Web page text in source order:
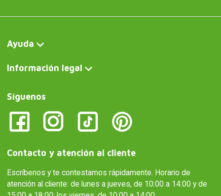
Ayuda
Información legal
Síguenos
Contacto y atención al cliente
Escríbenos y te contestamos rápidamente. Horario de
atención al cliente: de lunes a jueves, de 10:00 a 14:00 y de